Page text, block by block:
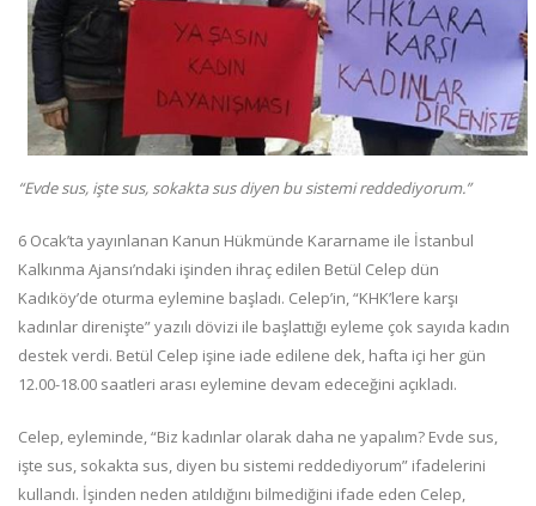
“Evde sus, işte sus, sokakta sus diyen bu sistemi reddediyorum.”
6 Ocak’ta yayınlanan Kanun Hükmünde Kararname ile İstanbul
Kalkınma Ajansı’ndaki işinden ihraç edilen Betül Celep dün
Kadıköy’de oturma eylemine başladı. Celep’in, “KHK’lere karşı
kadınlar direnişte” yazılı dövizi ile başlattığı eyleme çok sayıda kadın
destek verdi. Betül Celep işine iade edilene dek, hafta içi her gün
12.00-18.00 saatleri arası eylemine devam edeceğini açıkladı.
Celep, eyleminde, “Biz kadınlar olarak daha ne yapalım? Evde sus,
işte sus, sokakta sus, diyen bu sistemi reddediyorum” ifadelerini
kullandı. İşinden neden atıldığını bilmediğini ifade eden Celep,